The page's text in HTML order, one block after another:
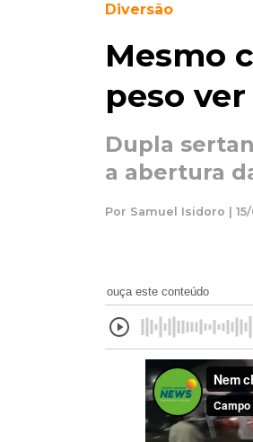
Diversão
Mesmo
peso
Dupla
a abertura
Por Samuel Isidoro |
ouça este conteúdo